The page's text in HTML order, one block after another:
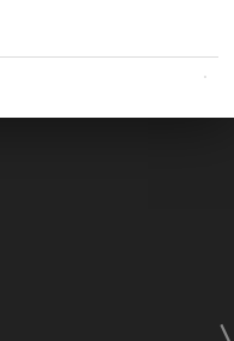
북5
북5